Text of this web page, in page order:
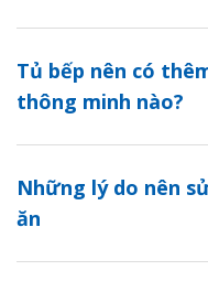
Tủ bếp nên có
thông minh nào?
Những lý do nên
ăn